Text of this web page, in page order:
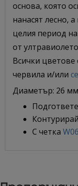
основа, която
нанасят лесно,
целия период
от
Всички цветове
червила и/или
Диаметър: 26
С четка W06